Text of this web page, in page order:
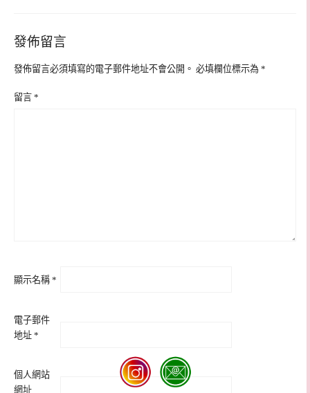
發佈留言
發佈留言必須填寫的電子郵件地址不會公開。 必填欄位標示為 *
留言 *
顯示名稱 *
電子郵件
地址 *
個人網站
網址